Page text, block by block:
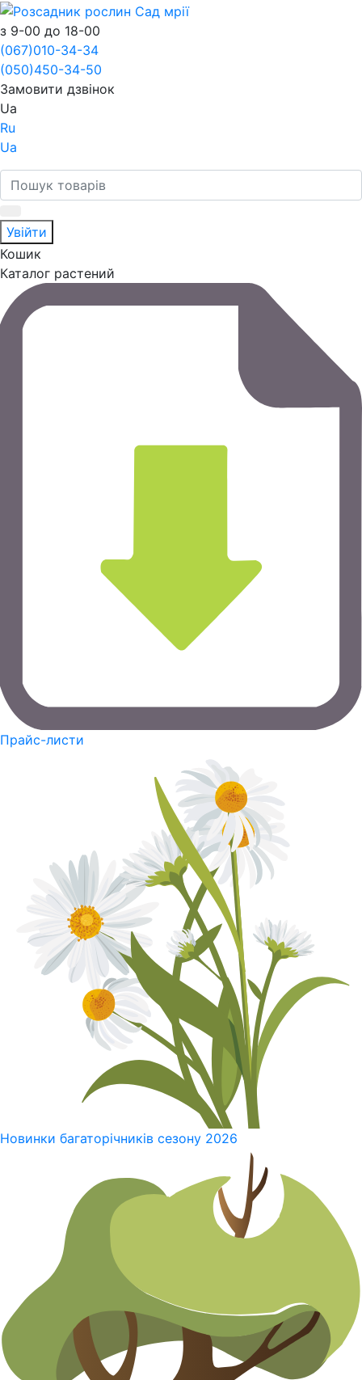
з 9-00 до 18-00
(067)010-34-34
(050)450-34-50
Замовити дзвінок
Ua
Ru
Ua
Увійти
Кошик
Каталог растений
Прайс-листи
Новинки багаторічників сезону 2026